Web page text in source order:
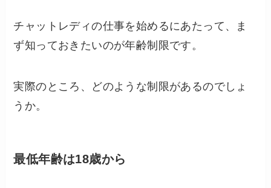
チャットレディの仕事を始めるにあたって、ま
ず知っておきたいのが年齢制限です。
実際のところ、どのような制限があるのでしょ
うか。
最低年齢は18歳から